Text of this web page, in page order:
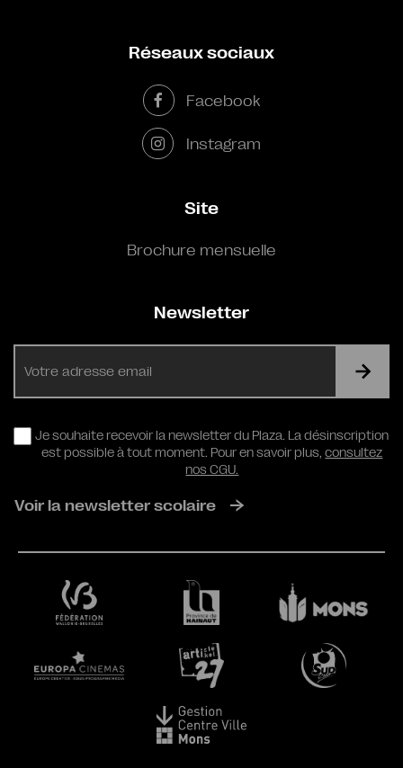
Réseaux sociaux
Facebook
Instagram
Site
Brochure mensuelle
Newsletter
RGPD
Je souhaite recevoir la newsletter du Plaza. La désinscription
est possible à tout moment. Pour en savoir plus,consultez
nos CGU.
Voir la newsletter scolaire